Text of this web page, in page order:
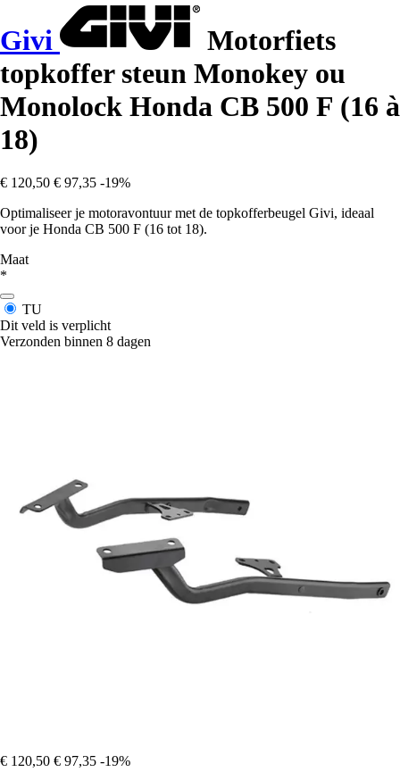
Givi
Motorfiets
topkoffer steun Monokey ou
Monolock Honda CB 500 F (16 à
18)
€ 120,50 € 97,35 -19%
Optimaliseer je motoravontuur met de topkofferbeugel Givi, ideaal
voor je Honda CB 500 F (16 tot 18).
Maat
*
TU
Dit veld is verplicht
Verzonden binnen 8 dagen
€ 120,50 € 97,35 -19%